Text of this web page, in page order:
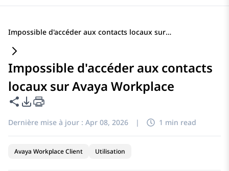
Impossible d'accéder aux contacts locaux sur Avaya Workplace
Impossible d'accéder aux contacts
locaux sur Avaya Workplace
Partager cette page
Options d'exportation PDF
Dernière mise à jour : Apr 08, 2026 | 1 min read
Avaya Workplace Client Utilisation